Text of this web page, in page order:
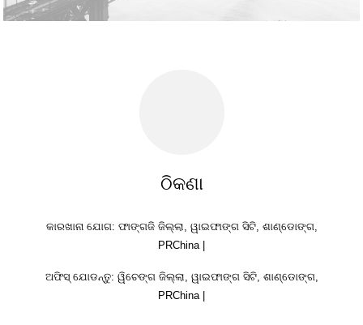
ଠିକଣା
କାରଖାନା ଯୋଗ: ଫାଙ୍ଗଜି ଜିଲ୍ଲା, ୱାଇଫାଙ୍ଗ ସିଟି, ଶାଣ୍ଡୋଙ୍ଗ,
PRChina |
ଅଫିସ୍ ଯୋଡନ୍ତୁ: ୱିଚେଙ୍ଗ ଜିଲ୍ଲା, ୱାଇଫାଙ୍ଗ ସିଟି, ଶାଣ୍ଡୋଙ୍ଗ,
PRChina |